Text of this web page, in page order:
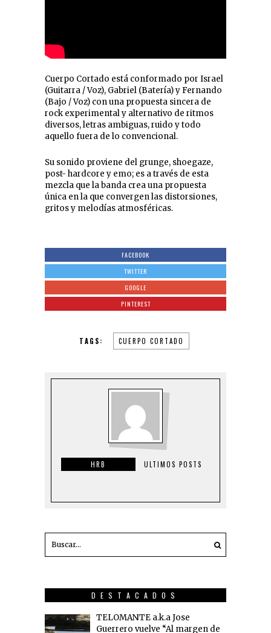
Cuerpo Cortado está conformado por Israel
(Guitarra / Voz), Gabriel (Batería) y Fernando
(Bajo / Voz) con una propuesta sincera de
rock experimental y alternativo de ritmos
diversos, letras ambiguas, ruido y todo
aquello fuera de lo convencional.
Su sonido proviene del grunge, shoegaze,
post- hardcore y emo; es a través de esta
mezcla que la banda crea una propuesta
única en la que convergen las distorsiones,
gritos y melodías atmosféricas.
FACEBOOK
TWITTER
GOOGLE
PINTEREST
TAGS: CUERPO CORTADO
HRB ULTIMOS POSTS
DESTACADOS
TELOMANTE a.k.a Jose
Guerrero vuelve “Al margen de